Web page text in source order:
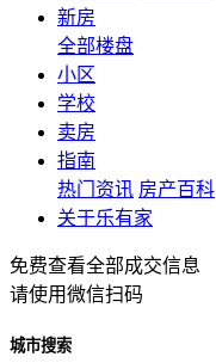
新房
全部楼盘
小区
学校
卖房
指南
热门资讯 房产百科
关于乐有家
免费查看全部成交信息
请使用微信扫码
城市搜索